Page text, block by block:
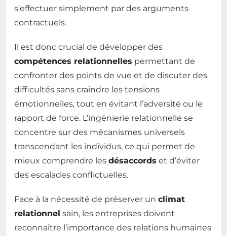
s’effectuer simplement par des arguments
contractuels.
Il est donc crucial de développer des
compétences relationnelles permettant de
confronter des points de vue et de discuter des
difficultés sans craindre les tensions
émotionnelles, tout en évitant l’adversité ou le
rapport de force. L’ingénierie relationnelle se
concentre sur des mécanismes universels
transcendant les individus, ce qui permet de
mieux comprendre les désaccords et d’éviter
des escalades conflictuelles.
Face à la nécessité de préserver un climat
relationnel sain, les entreprises doivent
reconnaître l’importance des relations humaines